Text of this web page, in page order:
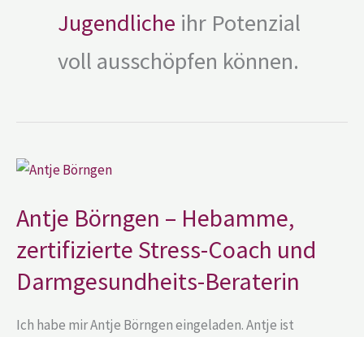
Jugendliche ihr Potenzial
voll ausschöpfen können.
Antje Börngen – Hebamme,
zertifizierte Stress-Coach und
Darmgesundheits-Beraterin
Ich habe mir Antje Börngen eingeladen. Antje ist
Antje
Börngen
Hebamme,
zertifizierte
Stress-
Coach
und
Darmgesundheits-
Beraterin